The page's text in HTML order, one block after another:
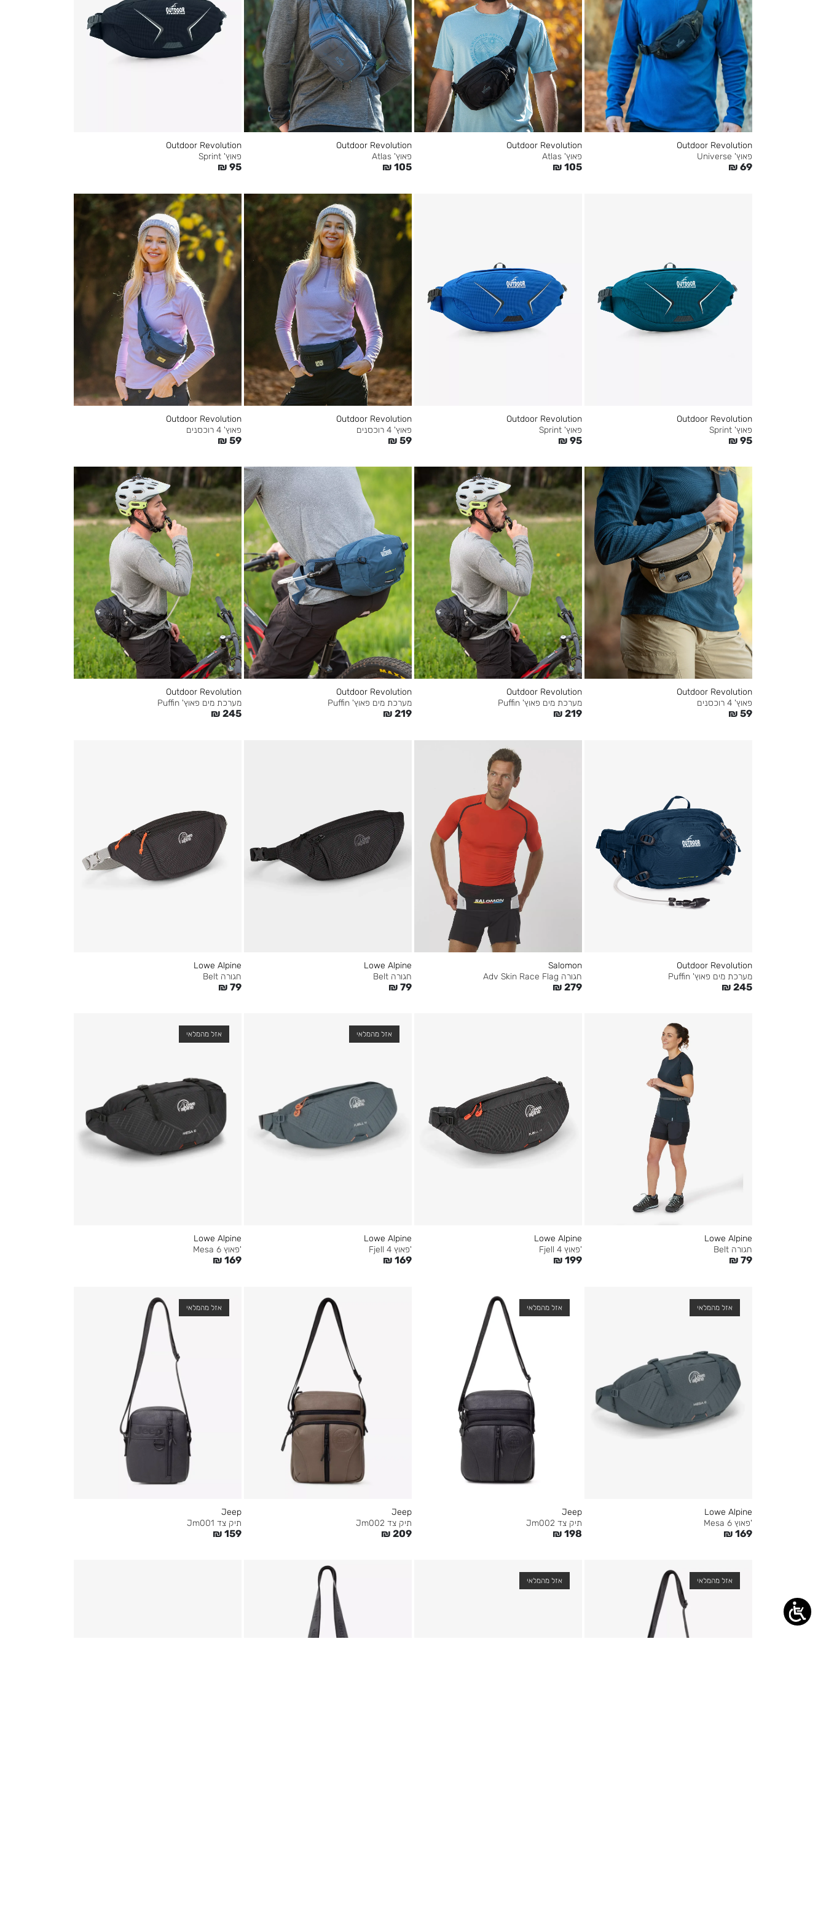
Outdoor Revolution
פאוץ' Universe
₪ 69
Outdoor Revolution
פאוץ' Atlas
₪ 105
Outdoor Revolution
פאוץ' Atlas
₪ 105
Outdoor Revolution
פאוץ' Sprint
₪ 95
Outdoor Revolution
פאוץ' Sprint
₪ 95
Outdoor Revolution
פאוץ' Sprint
₪ 95
Outdoor Revolution
פאוץ' 4 רוכסנים
₪ 59
Outdoor Revolution
פאוץ' 4 רוכסנים
₪ 59
Outdoor Revolution
פאוץ' 4 רוכסנים
₪ 59
Outdoor Revolution
מערכת מים פאוץ' Puffin
₪ 219
Outdoor Revolution
מערכת מים פאוץ' Puffin
₪ 219
Outdoor Revolution
מערכת מים פאוץ' Puffin
₪ 245
Outdoor Revolution
מערכת מים פאוץ' Puffin
₪ 245
Salomon
חגורה Adv Skin Race Flag
₪ 279
Lowe Alpine
חגורה Belt
₪ 79
Lowe Alpine
חגורה Belt
₪ 79
Lowe Alpine
חגורה Belt
₪ 79
Lowe Alpine
'פאוץ Fjell 4
₪ 199
אזל מהמלאי
Lowe Alpine
'פאוץ Fjell 4
₪ 169
אזל מהמלאי
Lowe Alpine
'פאוץ Mesa 6
₪ 169
אזל מהמלאי
Lowe Alpine
'פאוץ Mesa 6
₪ 169
אזל מהמלאי
Jeep
תיק צד Jm002
₪ 198
Jeep
תיק צד Jm002
₪ 209
אזל מהמלאי
Jeep
תיק צד Jm001
₪ 159
אזל מהמלאי אזל מהמלאי